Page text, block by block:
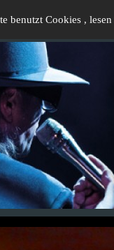
benutzt Cookies ,
Vize Udo`s Wort